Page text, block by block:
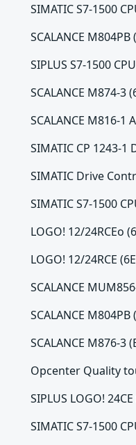
SIMATIC S7-1500
SCALANCE
SIPLUS S7-1500
SCALANCE M874-3
SCALANCE M816-1
SIMATIC CP 1243-
SIMATIC Drive
SIMATIC S7-1500
LOGO! 12/24RCEo
LOGO! 12/24RCE
SCALANCE
SCALANCE
SCALANCE M876-3
Opcenter Quality
SIPLUS LOGO!
SIMATIC S7-1500